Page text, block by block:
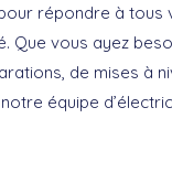
répondre à tous
Que vous ayez
de mises à
équipe